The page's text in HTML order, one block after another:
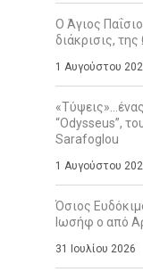
Ο Άγιος
διάκρισις,
1 Αυγούστου
“Odysseus”,
Sarafoglou
1 Αυγούστου
Όσιος
Ιωσήφ ο από
31 Ιουλίου 2026